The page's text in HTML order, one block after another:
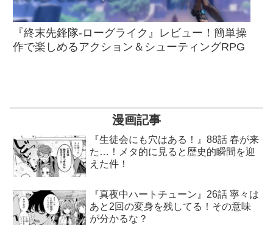
『終末先鋒隊-ローグライク』レビュー！簡単操
作で楽しめるアクション＆シューティングRPG
漫画記事
『生徒会にも穴はある！』88話 春が来
た…！メタ的に見ると歴史的瞬間を迎
えた件！
『真夜中ハートチューン』26話 寧々は
あと2回の変身を残してる！その意味
が分かるな？